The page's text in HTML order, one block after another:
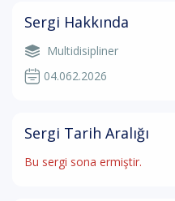
Sergi Hakkında
Multidisipliner
04.062.2026
Sergi Tarih Aralığı
Bu sergi sona ermiştir.